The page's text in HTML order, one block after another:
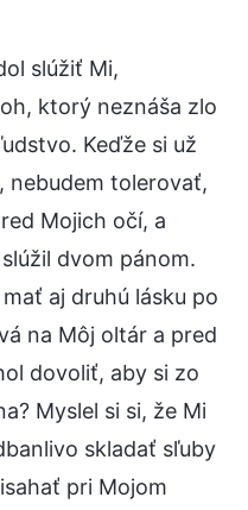
slúžiť Mi,
ktorý neznáša zlo
Keďže si už
nebudem tolerovať,
Mojich očí, a
dvom pánom.
aj druhú lásku po
na Môj oltár a pred
dovoliť, aby si zo
Myslel si si, že Mi
skladať sľuby
pri Mojom